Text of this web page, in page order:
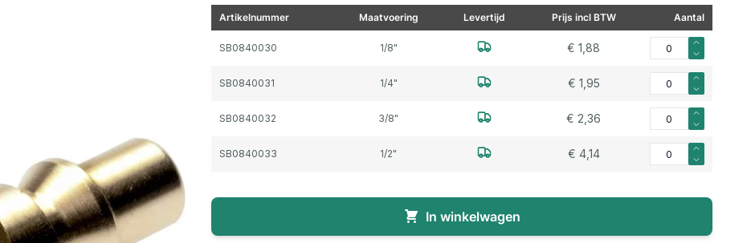
Artikelnummer Maatvoering Levertijd Prijs incl BTW Aantal
SB0840030 1/8" € 1,88 Aantal voor Steker
SB0840031 1/4" € 1,95 Aantal voor Steker
SB0840032 3/8" € 2,36 Aantal voor Steker
SB0840033 1/2" € 4,14 Aantal voor Steker
In winkelwagen